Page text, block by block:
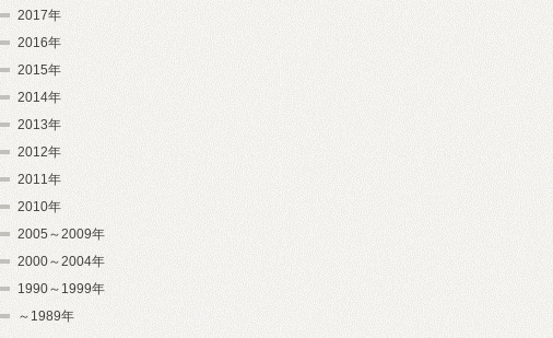
2017年
2016年
2015年
2014年
2013年
2012年
2011年
2010年
2005～2009年
2000～2004年
1990～1999年
～1989年